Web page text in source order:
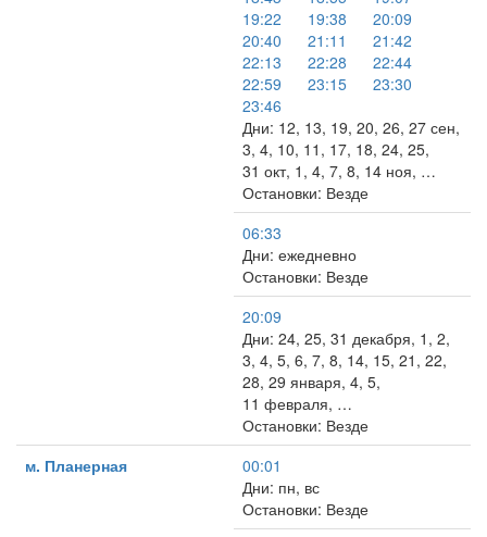
19:22
19:38
20:09
20:40
21:11
21:42
22:13
22:28
22:44
22:59
23:15
23:30
23:46
Дни: 12, 13, 19, 20, 26, 27 сен,
3, 4, 10, 11, 17, 18, 24, 25,
31 окт, 1, 4, 7, 8, 14 ноя, …
Остановки: Везде
06:33
Дни: ежедневно
Остановки: Везде
20:09
Дни: 24, 25, 31 декабря, 1, 2,
3, 4, 5, 6, 7, 8, 14, 15, 21, 22,
28, 29 января, 4, 5,
11 февраля, …
Остановки: Везде
м. Планерная
00:01
Дни: пн, вс
Остановки: Везде